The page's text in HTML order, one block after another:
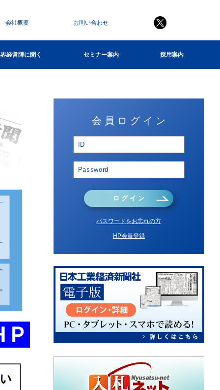
会社概要 お問い合わせ
経営陣に聞く セミナー案内 採用案内
会 員 ロ グ イ ン
ロ グ イ ン
パスワードをお忘れの方
HP会員登録